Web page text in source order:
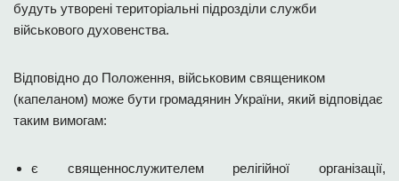
будуть утворені територіальні підрозділи служби
військового духовенства.
Відповідно до Положення, військовим священиком
(капеланом) може бути громадянин України, який відповідає
таким вимогам:
є священнослужителем релігійної організації,